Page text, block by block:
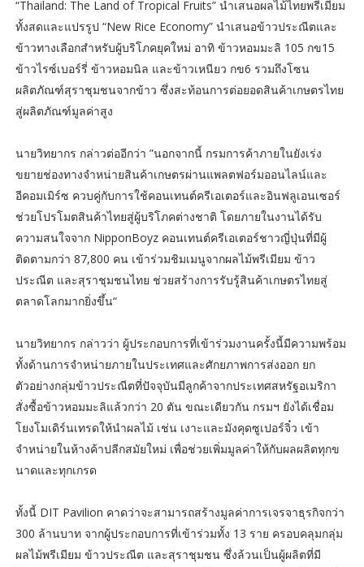
“Thailand: The Land of Tropical Fruits” นำเสนอผลไม้ไทยพรีเมียม
ทั้งสดและแปรรูป “New Rice Economy” นำเสนอข้าวประณีตและ
ข้าวทางเลือกสำหรับผู้บริโภคยุคใหม่ อาทิ ข้าวหอมมะลิ 105 กข15
ข้าวไรซ์เบอร์รี่ ข้าวหอมนิล และข้าวเหนียว กข6 รวมถึงโซน
ผลิตภัณฑ์สุราชุมชนจากข้าว ซึ่งสะท้อนการต่อยอดสินค้าเกษตรไทย
สู่ผลิตภัณฑ์มูลค่าสูง
นายวิทยากร กล่าวต่ออีกว่า ”นอกจากนี้ กรมการค้าภายในยังเร่ง
ขยายช่องทางจำหน่ายสินค้าเกษตรผ่านแพลตฟอร์มออนไลน์และ
อีคอมเมิร์ซ ควบคู่กับการใช้คอนเทนต์ครีเอเตอร์และอินฟลูเอนเซอร์
ช่วยโปรโมตสินค้าไทยสู่ผู้บริโภคต่างชาติ โดยภายในงานได้รับ
ความสนใจจาก NipponBoyz คอนเทนต์ครีเอเตอร์ชาวญี่ปุ่นที่มีผู้
ติดตามกว่า 87,800 คน เข้าร่วมชิมเมนูจากผลไม้พรีเมียม ข้าว
ประณีต และสุราชุมชนไทย ช่วยสร้างการรับรู้สินค้าเกษตรไทยสู่
ตลาดโลกมากยิ่งขึ้น“
นายวิทยากร กล่าวว่า ผู้ประกอบการที่เข้าร่วมงานครั้งนี้มีความพร้อม
ทั้งด้านการจำหน่ายภายในประเทศและศักยภาพการส่งออก ยก
ตัวอย่างกลุ่มข้าวประณีตที่ปัจจุบันมีลูกค้าจากประเทศสหรัฐอเมริกา
สั่งซื้อข้าวหอมมะลิแล้วกว่า 20 ตัน ขณะเดียวกัน กรมฯ ยังได้เชื่อม
โยงโมเดิร์นเทรดให้นำผลไม้ เช่น เงาะและมังคุดซูเปอร์จิ๋ว เข้า
จำหน่ายในห้างค้าปลีกสมัยใหม่ เพื่อช่วยเพิ่มมูลค่าให้กับผลผลิตทุกข
นาดและทุกเกรด
ทั้งนี้ DIT Pavilion คาดว่าจะสามารถสร้างมูลค่าการเจรจาธุรกิจกว่า
300 ล้านบาท จากผู้ประกอบการที่เข้าร่วมทั้ง 13 ราย ครอบคลุมกลุ่ม
ผลไม้พรีเมียม ข้าวประณีต และสุราชุมชน ซึ่งล้วนเป็นผู้ผลิตที่มี